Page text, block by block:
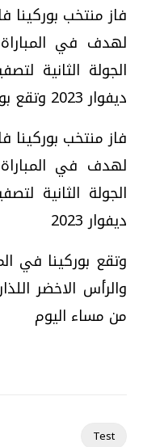
فاز منتخب
لهدف في
الجولة الثانية
ديفوار 2023 وتقع بوركينا في
فاز منتخب
لهدف في
الجولة الثانية
ديفوار 2023
وتقع بوركينا في
والرأس الاخضر
من مساء اليوم
Test